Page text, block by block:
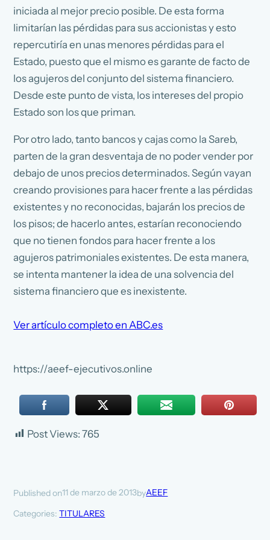
iniciada al mejor precio posible. De esta forma
limitarían las pérdidas para sus accionistas y esto
repercutiría en unas menores pérdidas para el
Estado, puesto que el mismo es garante de facto de
los agujeros del conjunto del sistema financiero.
Desde este punto de vista, los intereses del propio
Estado son los que priman.
Por otro lado, tanto bancos y cajas como la Sareb,
parten de la gran desventaja de no poder vender por
debajo de unos precios determinados. Según vayan
creando provisiones para hacer frente a las pérdidas
existentes y no reconocidas, bajarán los precios de
los pisos; de hacerlo antes, estarían reconociendo
que no tienen fondos para hacer frente a los
agujeros patrimoniales existentes. De esta manera,
se intenta mantener la idea de una solvencia del
sistema financiero que es inexistente.
Ver artículo completo en ABC.es
https://aeef-ejecutivos.online
Post Views: 765
Published on11 de marzo de 2013byAEEF
Categories:TITULARES